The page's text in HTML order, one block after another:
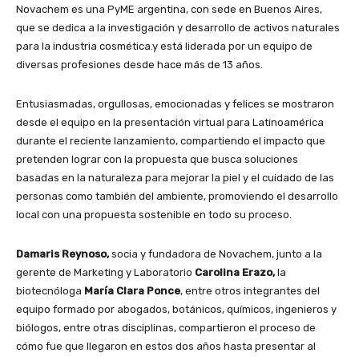
Novachem es una PyME argentina, con sede en Buenos Aires,
que se dedica a la investigación y desarrollo de activos naturales
para la industria cosmética.y está liderada por un equipo de
diversas profesiones desde hace más de 13 años.
Entusiasmadas, orgullosas, emocionadas y felices se mostraron
desde el equipo en la presentación virtual para Latinoamérica
durante el reciente lanzamiento, compartiendo el impacto que
pretenden lograr con la propuesta que busca soluciones
basadas en la naturaleza para mejorar la piel y el cuidado de las
personas como también del ambiente, promoviendo el desarrollo
local con una propuesta sostenible en todo su proceso.
Damaris Reynoso,socia y fundadora de Novachem, junto a la
gerente de Marketing y Laboratorio Carolina Erazo,la
biotecnóloga María Clara Ponce, entre otros integrantes del
equipo formado por abogados, botánicos, químicos, ingenieros y
biólogos, entre otras disciplinas, compartieron el proceso de
cómo fue que llegaron en estos dos años hasta presentar al